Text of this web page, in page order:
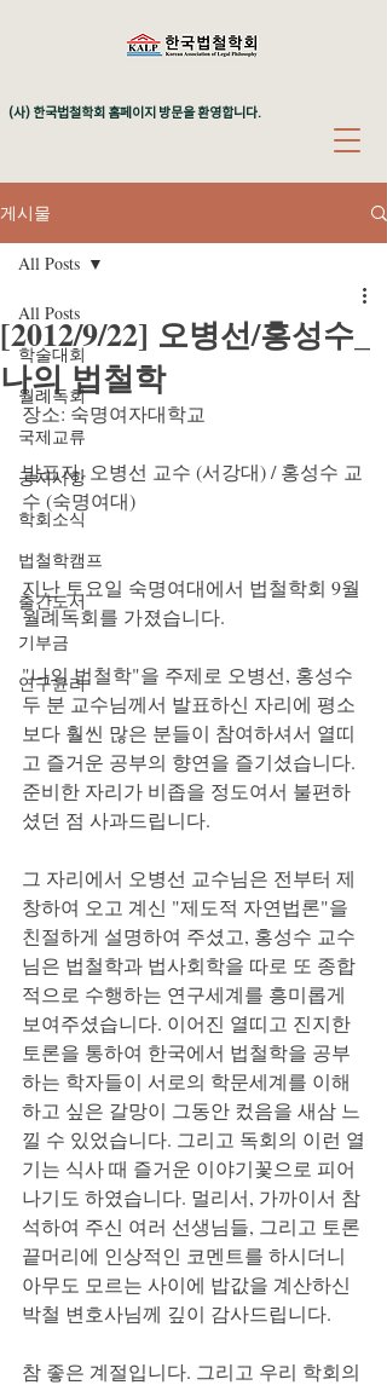
(사) 한국법철학회 홈페이지 방문을 환영합니다.
게시물
All Posts
학술대회
월례독회
국제교류
공지사항
학회소식
법철학캠프
출간도서
기부금
연구윤리
All Posts
[2012/9/22] 오병선/홍성수_
나의 법철학
장소: 숙명여자대학교
발표자: 오병선 교수 (서강대) / 홍성수 교
수 (숙명여대)
지난 토요일 숙명여대에서 법철학회 9월
월례독회를 가졌습니다.
"나의 법철학"을 주제로 오병선, 홍성수
두 분 교수님께서 발표하신 자리에 평소
보다 훨씬 많은 분들이 참여하셔서 열띠
고 즐거운 공부의 향연을 즐기셨습니다.
준비한 자리가 비좁을 정도여서 불편하
셨던 점 사과드립니다.
그 자리에서 오병선 교수님은 전부터 제
창하여 오고 계신 "제도적 자연법론"을
친절하게 설명하여 주셨고, 홍성수 교수
님은 법철학과 법사회학을 따로 또 종합
적으로 수행하는 연구세계를 흥미롭게
보여주셨습니다. 이어진 열띠고 진지한
토론을 통하여 한국에서 법철학을 공부
하는 학자들이 서로의 학문세계를 이해
하고 싶은 갈망이 그동안 컸음을 새삼 느
낄 수 있었습니다. 그리고 독회의 이런 열
기는 식사 때 즐거운 이야기꽃으로 피어
나기도 하였습니다. 멀리서, 가까이서 참
석하여 주신 여러 선생님들, 그리고 토론
끝머리에 인상적인 코멘트를 하시더니
아무도 모르는 사이에 밥값을 계산하신
박철 변호사님께 깊이 감사드립니다.
참 좋은 계절입니다. 그리고 우리 학회의